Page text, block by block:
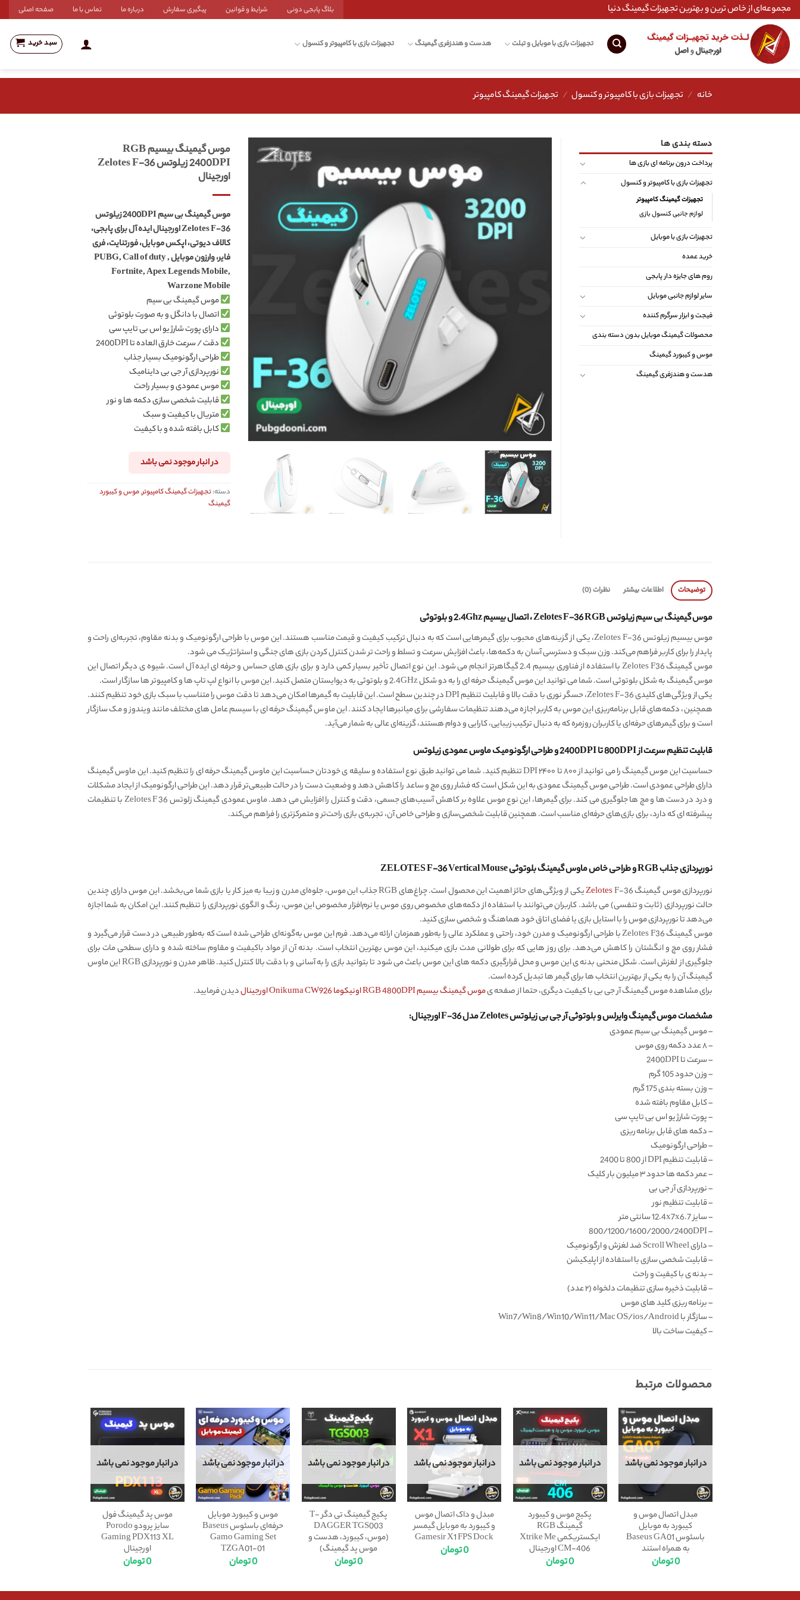
Skip
to
content
مجموعه‌ای از خاص ترین و بهترین تجهیزات گیمینگ دنیا بلاگ پابجی دونی شرایط و قوانین پیگیری سفارش درباره ما تماس با ما صفحه اصلی
تجهیزات بازی با موبایل و تبلت هدست و هندزفری گیمینگ تجهیزات بازی با کامپیوتر و کنسول سبد خرید
خانه / تجهیزات بازی با کامپیوتر و کنسول / تجهیزات گیمینگ کامپیوتر
موس گیمینگ بیسیم RGB
2400DPI زیلوتس Zelotes F-36
اورجینال
موس گیمینگ بی سیم 2400DPI زیلوتس
Zelotes F-36 اورجینال ایده آل برای پابجی،
کالاف دیوتی، اپکس موبایل، فورتنایت، فری
فایر، وارزون موبایل PUBG, Call of duty ,
Fortnite, Apex Legends Mobile,
Warzone Mobile
موس گیمینگ بی سیم
اتصال با دانگل و به صورت بلوتوثی
دارای پورت شارژ یو اس بی تایپ سی
دقت / سرعت خارق العاده تا 2400DPI
طراحی ارگونومیک بسیار جذاب
نورپردازی آر جی بی داینامیک
موس عمودی و بسیار راحت
قابلیت شخصی سازی دکمه ها و نور
متریال با کیفیت و سبک
کابل بافته شده و با کیفیت
در انبار موجود نمی باشد
دسته:تجهیزات گیمینگ کامپیوتر,موس و کیبورد
گیمینگ
دسته بندی ها
پرداخت درون برنامه ای بازی ها
تجهیزات بازی با کامپیوتر و کنسول
تجهیزات گیمینگ کامپیوتر
لوازم جانبی کنسول بازی
تجهیزات بازی با موبایل
خرید عمده
روم های جایزه دار پابجی
سایر لوازم جانبی موبایل
فیجت و ابزار سرگرم کننده
محصولات گیمینگ موبایل بدون دسته بندی
موس و کیبورد گیمینگ
هدست و هندزفری گیمینگ
توضیحات اطلاعات بیشتر نظرات (0)
موس گیمینگ بی سیم زیلوتس Zelotes F-36 RGB ، اتصال بیسیم 2.4Ghz و بلوتوثی
موس بیسیم زیلوتس Zelotes F-36، یکی از گزینه‌های محبوب برای گیمرهایی است که به دنبال ترکیب کیفیت و قیمت مناسب هستند. این موس با طراحی ارگونومیک و بدنه مقاوم، تجربه‌ای راحت و
پایدار را برای کاربر فراهم می‌کند. وزن سبک و دسترسی آسان به دکمه‌ها، باعث افزایش سرعت و تسلط و راحت تر شدن کنترل کردن بازی های جنگی و استراتژیک می شود.
موس گیمینگ Zelotes F36 با استفاده از فناوری بیسیم 2.4 گیگاهرتز انجام می شود. این نوع اتصال تأخیر بسیار کمی دارد و برای بازی های حساس و حرفه ای ایده آل است. شیوه ی دیگر اتصال این
موس گیمینگ به شکل بلوتوثی است. شما می توانید این موس گیمینگ حرفه ای را به دو شکل 2.4GHz و بلوتوثی به دیوایستان متصل کنید. این موس با انواع لپ تاپ ها و کامپیوتر ها سازگار است.
یکی از ویژگی‌های کلیدی Zelotes F-36، حسگر نوری با دقت بالا و قابلیت تنظیم DPI در چندین سطح است. این قابلیت به گیمرها امکان می‌دهد تا دقت موس را متناسب با سبک بازی خود تنظیم کنند.
همچنین، دکمه‌های قابل برنامه‌ریزی این موس به کاربر اجازه می‌دهند تنظیمات سفارشی برای میانبرها ایجاد کنند. این ماوس گیمینگ حرفه ای با سیسم عامل های مختلف مانند ویندوز و مک سازگار
است و برای گیمرهای حرفه‌ای یا کاربران روزمره که به دنبال ترکیب زیبایی، کارایی و دوام هستند، گزینه‌ای عالی به شمار می‌آید.
قابلیت تنظیم سرعت از 800DPI تا 2400DPI و طراحی ارگونومیک ماوس عمودی زیلوتس
حساسیت این موس گیمینگ را می توانید از ۸۰۰ تا ۲۴۰۰ DPI تنظیم کنید. شما می توانید طبق نوع استفاده و سلیقه ی خودتان حساسیت این ماوس گیمینگ حرفه ای را تنظیم کنید. این ماوس گیمینگ
دارای طراحی عمودی است. طراحی موس گیمینگ عمودی به این شکل است که فشار روی مچ و ساعد را کاهش دهد و وضعیت دست را در حالت طبیعی‌تر قرار دهد. این طراحی ارگونومیک از ایجاد مشکلات
و درد در دست ها و مچ ها جلوگیری می کند. برای گیمرها، این نوع موس علاوه بر کاهش آسیب‌های جسمی، دقت و کنترل را افزایش می دهد. ماوس عمودی گیمینگ زلوتس Zelotes F 36 با تنظیمات
پیشرفته ای که دارد، برای بازی‌های حرفه‌ای مناسب است. همچنین قابلیت شخصی‌سازی و طراحی خاص آن، تجربه‌ی بازی راحت‌تر و متمرکزتری را فراهم می‌کند.
نورپردازی جذاب RGB و طراحی خاص ماوس گیمینگ بلوتوثی ZELOTES F-36 Vertical Mouse
نورپردازی موس گیمینگ Zelotes
F-36 یکی از ویژگی‌های حائز اهمیت این محصول است. چراغ‌های RGB جذاب این موس، جلوه‌ای مدرن و زیبا به میز کار یا بازی شما می‌بخشد. این موس دارای چندین
حالت نورپردازی (ثابت و تنفسی) می باشد. کاربران می‌توانند با استفاده از دکمه‌های مخصوص روی موس یا نرم‌افزار مخصوص این موس، رنگ و الگوی نورپردازی را تنظیم کنند. این امکان به شما اجازه
می‌دهد تا نورپردازی موس را با استایل بازی یا فضای اتاق خود هماهنگ و شخصی سازی کنید.
موس گیمینگ Zelotes F36 با طراحی ارگونومیک و مدرن خود، راحتی و عملکرد عالی را به‌طور همزمان ارائه می‌دهد. فرم این موس به‌گونه‌ای طراحی شده است که به‌طور طبیعی در دست قرار می‌گیرد و
فشار روی مچ و انگشتان را کاهش می‌دهد. برای روز هایی که برای طولانی مدت بازی میکنید، این موس بهترین انتخاب است. بدنه آن از مواد باکیفیت و مقاوم ساخته شده و دارای سطحی مات برای
جلوگیری از لغزش است. شکل منحنی بدنه ی این موس و محل قرارگیری دکمه‌ های این موس باعث می شود تا بتوانید بازی را به آسانی و با دقت بالا کنترل کنید. ظاهر مدرن و نورپردازی RGB این ماوس
گیمینگ آن را به یکی از بهترین انتخاب ها برای گیمر ها تبدیل کرده است.
برای مشاهده موس گیمینگ آر جی بی با کیفیت دیگری، حتما از صفحه یموس گیمینگ بیسیم RGB 4800DPI اونیکوما Onikuma CW926 اورجینال دیدن فرمایید.
مشخصات موس گیمینگ وایرلس و بلوتوثی آر جی بی زیلوتس Zelotes مدل F-36 اورجینال:
– موس گیمینگ بی سیم عمودی
– ۸ عدد دکمه روی موس
– سرعت تا 2400DPI
– وزن حدود 105 گرم
– وزن بسته بندی 175 گرم
– کابل مقاوم بافته شده
– پورت شارژ یو اس بی تایپ سی
– دکمه های قابل برنامه ریزی
– طراحی ارگونومیک
– قابلیت تنظیم DPI از 800 تا 2400
– عمر دکمه ها حدود ۳ میلیون بار کلیک
– نورپردازی آر جی بی
– قابلیت تنظیم نور
– سایز 12.4x7x6.7 سانتی متر
– 800/1200/1600/2000/2400DPI
– دارای Scroll Wheel ضد لغزش و ارگونومیک
– قابلیت شخصی سازی با استفاده از اپلیکیشن
– بدنه ی با کیفیت و راحت
– قابلیت ذخیره سازی تنظیمات دلخواه (۲ عدد)
– برنامه ریزی کلید های موس
– سازگار با Win7/Win8/Win10/Win11/Mac OS/ios/Android
– کیفیت ساخت بالا
محصولات مرتبط
در انبار موجود نمی باشد
مبدل اتصال موس و
کیبورد به موبایل
باسئوس Baseus GA01
به همراه استند
0تومان
در انبار موجود نمی باشد
پکیج موس و کیبورد
گیمینگ RGB
ایکستریکمی Xtrike Me
CM-406 اورجینال
0تومان
در انبار موجود نمی باشد
مبدل و داک اتصال موس
و کیبورد به موبایل گیمسر
Gamesir X1 FPS Dock
0تومان
در انبار موجود نمی باشد
پکیج گیمینگ تی دگر T-
DAGGER TGS003
(موس، کیبورد، هدست و
موس پد گیمینگ)
0تومان
در انبار موجود نمی باشد
موس و کیبورد موبایل
حرفه‌ای باسئوس Baseus
Gamo Gaming Set
TZGA01-01
0تومان
در انبار موجود نمی باشد
موس پد گیمینگ فول
سایز پرودو Porodo
Gaming PDX113 XL
اورجینال
0تومان